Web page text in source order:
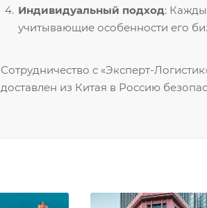
Индивидуальный подход:
учитывающие особенности его
Сотрудничество с «Эксперт-
доставлен из Китая в Россию